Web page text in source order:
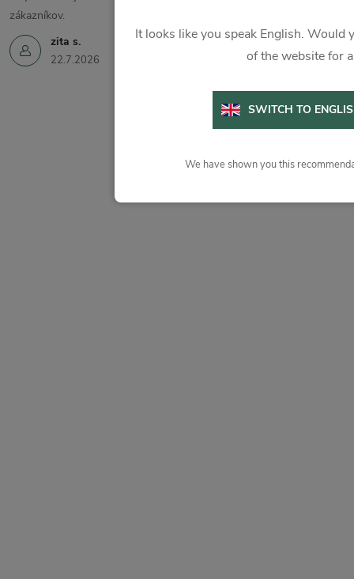
zita s.
22.7.2026
zákazníkov.
It looks like you speak English.
of the website for
SWITCH TO
We have shown you this